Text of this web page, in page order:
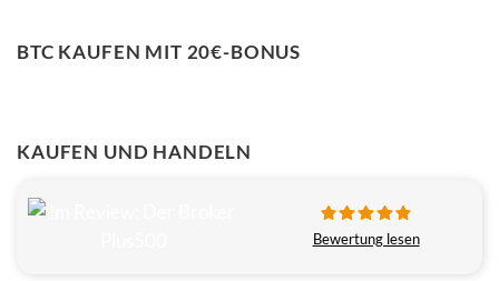
BTC KAUFEN MIT 20€-BONUS
KAUFEN UND HANDELN
Bewertung lesen